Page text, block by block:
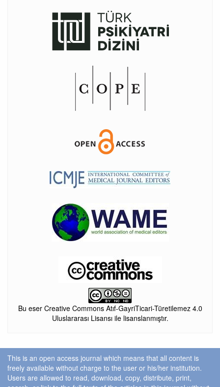
Bu eser Creative Commons Atıf-GayriTicari-Türetilemez 4.0
Uluslararası Lisansı ile lisanslanmıştır.
This is an open access journal which means that all content is
freely available without charge to the user or his/her institution.
Users are allowed to read, download, copy, distribute, print,